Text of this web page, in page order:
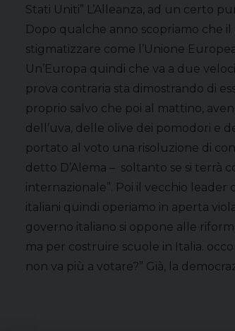
Stati Uniti” L’Alleanza, ad un certo
Dopo qualche anno scopriamo che il
stigmatizzare come l’Unione
Un’Europa quindi che va a due
prova contraria sta dimostrando di
proprio salvo che poi al mattino,
dell’uva, delle olive dei pomodori e
portato al voto una risoluzione di
detto D’Alema – soltanto se si terrà
internazionale”. Poi il vecchio
italiani quindi operiamo in aperta
governo italiano si oppone alle
ma per costruire scuole in Italia.
non va più a votare?” Già, la